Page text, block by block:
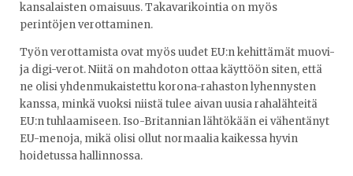
kansalaisten omaisuus. Takavarikointia on myös
perintöjen verottaminen.
Työn verottamista ovat myös uudet EU:n kehittämät muovi-
ja digi-verot. Niitä on mahdoton ottaa käyttöön siten, että
ne olisi yhdenmukaistettu korona-rahaston lyhennysten
kanssa, minkä vuoksi niistä tulee aivan uusia rahalähteitä
EU:n tuhlaamiseen. Iso-Britannian lähtökään ei vähentänyt
EU-menoja, mikä olisi ollut normaalia kaikessa hyvin
hoidetussa hallinnossa.